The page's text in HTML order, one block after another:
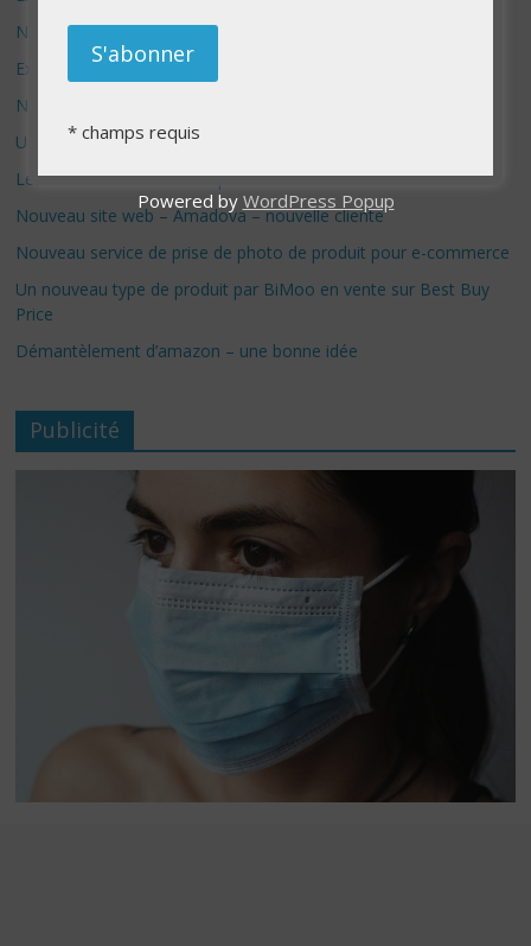
Nouvelle aventure sur YouTube
Exposition Photo – Nouvelle campagne de financement
Nouveau site e-commerce sur Etsy
Un nouveau site Shopify de lancé : Formuler store
Les boitiers Formuler Z10 pro max sont arrivés !!
Nouveau site web – Amadova – nouvelle cliente
Nouveau service de prise de photo de produit pour e-commerce
Un nouveau type de produit par BiMoo en vente sur Best Buy
Price
Démantèlement d’amazon – une bonne idée
Publicité
* champs requis
Powered by WordPress Popup